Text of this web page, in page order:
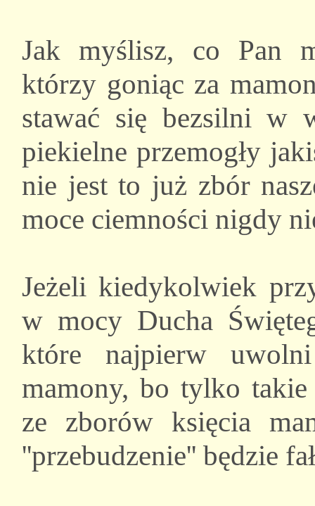
Jak myślisz, co Pan
którzy goniąc za
stawać się bezsilni w
piekielne przemogły
nie jest to już zbór
moce ciemności nigdy
Jeżeli kiedykolwiek
w mocy Ducha
które najpierw
mamony, bo tylko takie
ze zborów księcia
''przebudzenie'' będzie